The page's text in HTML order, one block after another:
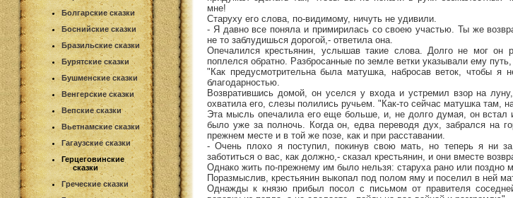
Болгарские сказки
Боснийские сказки
Бразильские сказки
Бурятские сказки
Бушменские сказки
Венгерские сказки
Вепские сказки
Вьетнамские сказки
Гагаузские сказки
Герцеговинские
сказки
Греческие сказки
мне!
Старуху его слова, по-видимому, ничуть не удивили.
- Я давно все поняла и примирилась со своею участью. Ты же
не то заблудишься дорогой,- ответила она.
Опечалился крестьянин, услышав такие слова. Долго не мог он
поплелся обратно. Разбросанные по земле ветки указывали ему
"Как предусмотрительна была матушка, набросав веток, чтобы я
благодарностью.
Возвратившись домой, он уселся у входа и устремил взор на
охватила его, слезы полились ручьем. "Как-то сейчас матушка там,
Эта мысль опечалила его еще больше, и, не долго думая, он встал
было уже за полночь. Когда он, едва переводя дух, забрался на
прежнем месте и в той же позе, как и при расставании.
- Очень плохо я поступил, покинув свою мать, но теперь я ни
заботиться о вас, как должно,- сказал крестьянин, и они вместе
Однако жить по-прежнему им было нельзя: старуха рано или поздно
Поразмыслив, крестьянин выкопал под полом яму и поселил в ней
Однажды к князю прибыл посол с письмом от правителя